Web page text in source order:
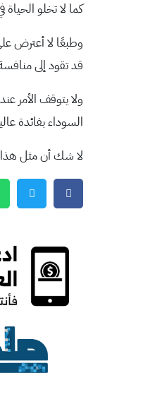
كما لا تخلو
وطبعًا لا أعترض
قد تقود إلى
ولا يتوقف الأمر
السوداء بفائدة
لا شك أن مثل هذا